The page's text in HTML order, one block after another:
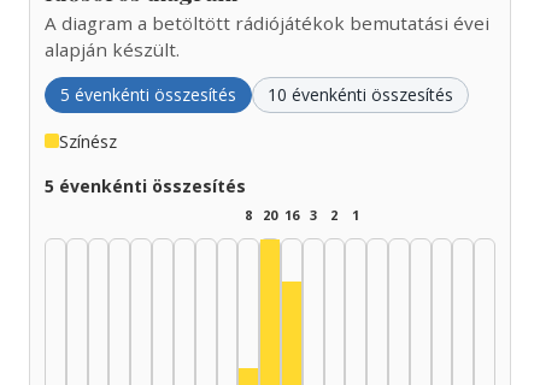
A diagram a betöltött rádiójátékok bemutatási évei
alapján készült.
5 évenkénti összesítés 10 évenkénti összesítés
Színész
5 évenkénti összesítés
8 20 16 3 2 1